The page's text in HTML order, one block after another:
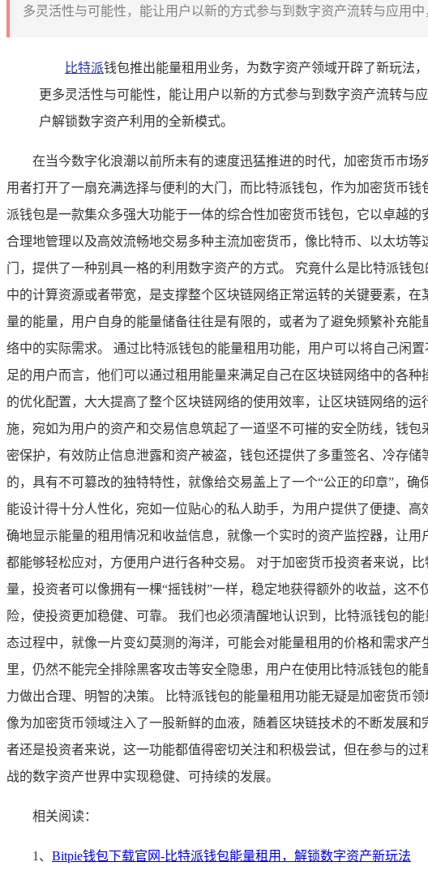
多灵活性与可能性，能让用户以新的方式参与到数字资产流转与应用
比特派钱包推出能量租用业务，为数字资产领域开辟了新玩法
更多灵活性与可能性，能让用户以新的方式参与到数字资产流转与
户解锁数字资产利用的全新模式。
在当今数字化浪潮以前所未有的速度迅猛推进的时代，加密货币市
用者打开了一扇充满选择与便利的大门，而比特派钱包，作为加密货币
派钱包是一款集众多强大功能于一体的综合性加密货币钱包，它以卓越
合理地管理以及高效流畅地交易多种主流加密货币，像比特币、以太坊
门，提供了一种别具一格的利用数字资产的方式。 究竟什么是比特派钱
中的计算资源或者带宽，是支撑整个区块链网络正常运转的关键要素，
量的能量，用户自身的能量储备往往是有限的，或者为了避免频繁补充
络中的实际需求。 通过比特派钱包的能量租用功能，用户可以将自己闲
足的用户而言，他们可以通过租用能量来满足自己在区块链网络中的各
的优化配置，大大提高了整个区块链网络的使用效率，让区块链网络的
施，宛如为用户的资产和交易信息筑起了一道坚不可摧的安全防线，钱
密保护，有效防止信息泄露和资产被盗，钱包还提供了多重签名、冷存
的，具有不可篡改的独特特性，就像给交易盖上了一个“公正的印章”，
能设计得十分人性化，宛如一位贴心的私人助手，为用户提供了便捷、
确地显示能量的租用情况和收益信息，就像一个实时的资产监控器，让
都能够轻松应对，方便用户进行各种交易。 对于加密货币投资者来说，
量，投资者可以像拥有一棵“摇钱树”一样，稳定地获得额外的收益，这
险，使投资更加稳健、可靠。 我们也必须清醒地认识到，比特派钱包的
态过程中，就像一片变幻莫测的海洋，可能会对能量租用的价格和需求
里，仍然不能完全排除黑客攻击等安全隐患，用户在使用比特派钱包的
力做出合理、明智的决策。 比特派钱包的能量租用功能无疑是加密货币
像为加密货币领域注入了一股新鲜的血液，随着区块链技术的不断发展
者还是投资者来说，这一功能都值得密切关注和积极尝试，但在参与的
战的数字资产世界中实现稳健、可持续的发展。
相关阅读：
1、 Bitpie钱包下载官网-比特派钱包能量租用，解锁数字资产新玩法